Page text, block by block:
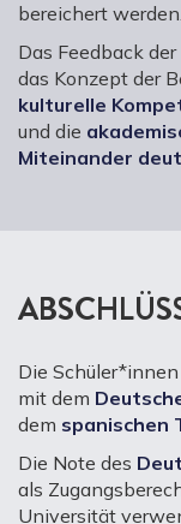
bereichert werden.
Das Feedback
das Konzept der
kulturelle
und die
Miteinander
Die
mit dem
dem spanischen
Die Note des
als
Universität